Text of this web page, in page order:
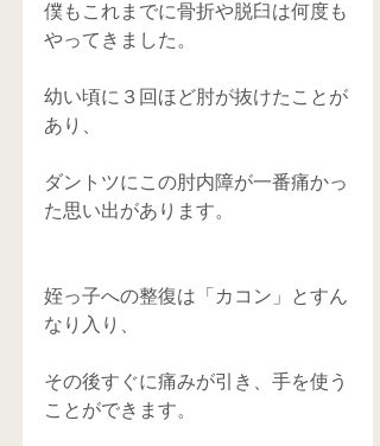
僕もこれまでに骨折や脱臼は何度も
やってきました。
幼い頃に３回ほど肘が抜けたことが
あり、
ダントツにこの肘内障が一番痛かっ
た思い出があります。
姪っ子への整復は「カコン」とすん
なり入り、
その後すぐに痛みが引き、手を使う
ことができます。